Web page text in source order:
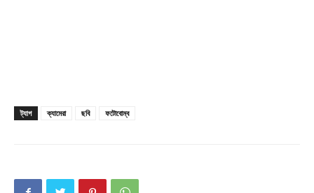
My account
ট্যাগ ক্যামেরা ছবি ফটোবোম্ব